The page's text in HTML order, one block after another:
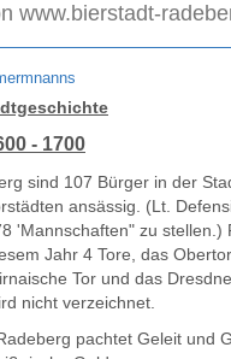
www.bierstadt-
- 1700
sind 107 Bürger in der
ansässig. (Lt.
'Mannschaften" zu stellen.)
Jahr 4 Tore, das
Tor und das
nicht verzeichnet.
pachtet Geleit und